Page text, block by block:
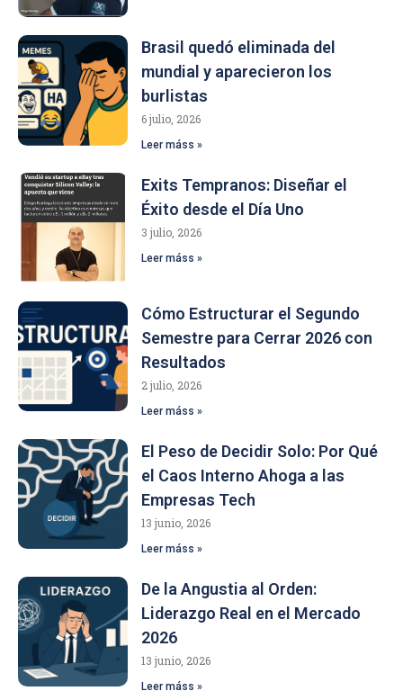
Brasil quedó eliminada del
mundial y aparecieron los
burlistas
6 julio, 2026
Leer máss »
Exits Tempranos: Diseñar el
Éxito desde el Día Uno
3 julio, 2026
Leer máss »
Cómo Estructurar el Segundo
Semestre para Cerrar 2026 con
Resultados
2 julio, 2026
Leer máss »
El Peso de Decidir Solo: Por Qué
el Caos Interno Ahoga a las
Empresas Tech
13 junio, 2026
Leer máss »
De la Angustia al Orden:
Liderazgo Real en el Mercado
2026
13 junio, 2026
Leer máss »